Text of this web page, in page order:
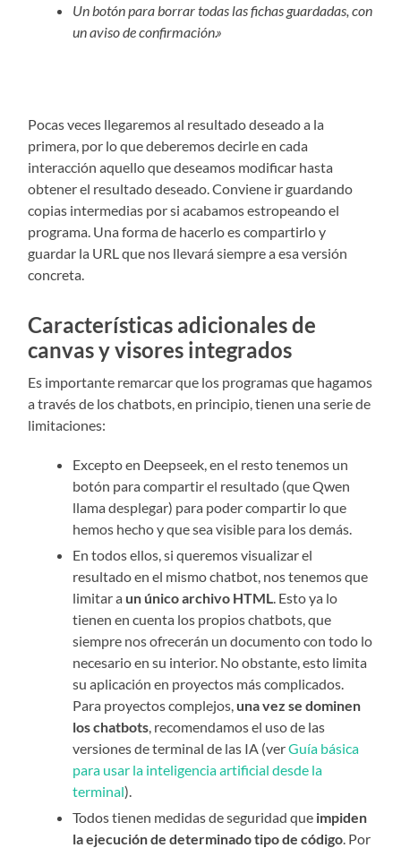
Un botón para borrar todas las fichas guardadas, con
un aviso de confirmación.»
Pocas veces llegaremos al resultado deseado a la
primera, por lo que deberemos decirle en cada
interacción aquello que deseamos modificar hasta
obtener el resultado deseado. Conviene ir guardando
copias intermedias por si acabamos estropeando el
programa. Una forma de hacerlo es compartirlo y
guardar la URL que nos llevará siempre a esa versión
concreta.
Características adicionales de
canvas y visores integrados
Es importante remarcar que los programas que hagamos
a través de los chatbots, en principio, tienen una serie de
limitaciones:
Excepto en Deepseek, en el resto tenemos un
botón para compartir el resultado (que Qwen
llama desplegar) para poder compartir lo que
hemos hecho y que sea visible para los demás.
En todos ellos, si queremos visualizar el
resultado en el mismo chatbot, nos tenemos que
limitar a un único archivo HTML . Esto ya lo
tienen en cuenta los propios chatbots, que
siempre nos ofrecerán un documento con todo lo
necesario en su interior. No obstante, esto limita
su aplicación en proyectos más complicados.
Para proyectos complejos, una vez se dominen
los chatbots , recomendamos el uso de las
versiones de terminal de las IA (verGuía básica
para usar la inteligencia artificial desde la
terminal).
Todos tienen medidas de seguridad que impiden
la ejecución de determinado tipo de código . Por